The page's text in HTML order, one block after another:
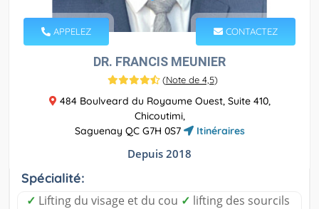
APPELEZ CONTACTEZ
DR. FRANCIS MEUNIER
(Note de 4,5)
484 Boulveard du Royaume Ouest, Suite 410,
Chicoutimi,
Saguenay QC G7H 0S7
Itinéraires
Depuis 2018
Spécialité:
✓ Lifting du visage et du cou ✓ lifting des sourcils